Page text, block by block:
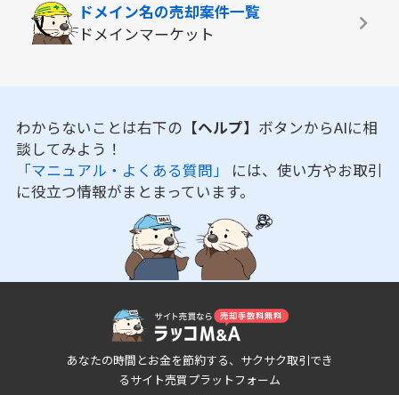
ドメイン名の売却案件一覧
ドメインマーケット
わからないことは右下の 【ヘルプ】 ボタンからAIに相
談してみよう！
「マニュアル・よくある質問」 には、使い方やお取引
に役立つ情報がまとまっています。
あなたの時間とお金を節約する、サクサク取引でき
るサイト売買プラットフォーム